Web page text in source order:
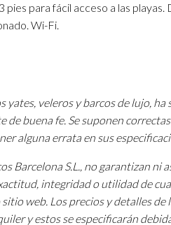
pies para fácil acceso a las playas.
Wi-Fi.
yates, veleros y barcos de lujo, ha
buena fe. Se suponen
alguna errata en sus
Barcelona S.L., no garantizan ni
integridad o utilidad de
web. Los precios y detalles de
y estos se especificarán